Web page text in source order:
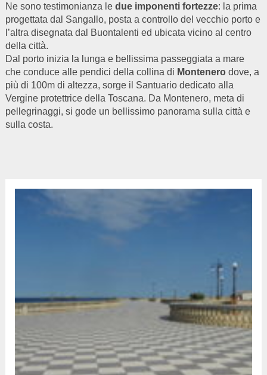
Ne sono testimonianza le due imponenti fortezze: la prima
progettata dal Sangallo, posta a controllo del vecchio porto e
l’altra disegnata dal Buontalenti ed ubicata vicino al centro
della città.
Dal porto inizia la lunga e bellissima passeggiata a mare
che conduce alle pendici della collina di Montenerodove, a
più di 100m di altezza, sorge il Santuario dedicato alla
Vergine protettrice della Toscana. Da Montenero, meta di
pellegrinaggi, si gode un bellissimo panorama sulla città e
sulla costa.